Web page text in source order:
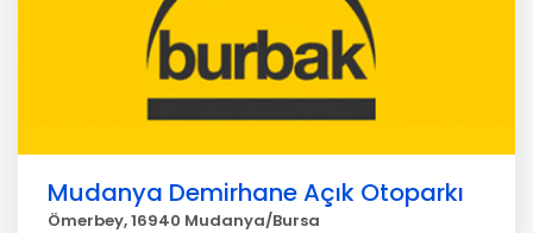
Mudanya Demirhane Açık Otoparkı
Ömerbey, 16940 Mudanya/Bursa